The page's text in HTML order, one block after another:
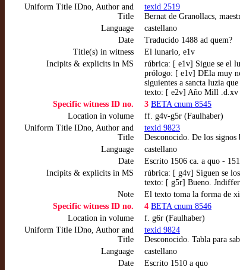
Uniform Title IDno, Author and
Title
texid 2519
Bernat de Granollacs,
Language
castellano
Date
Traducido 1488 ad quem?
Title(s) in witness
El lunario, e1v
Incipits & explicits in MS
rúbrica: [ e1v] Sigue se el
prólogo: [ e1v] DEla muy
siguientes a sancta luzia
texto: [ e2v] Año Mill .d.xv
Specific witness ID no.
3 BETA cnum 8545
Location in volume
ff. g4v-g5r (Faulhaber)
Uniform Title IDno, Author and
Title
texid 9823
Desconocido. De los
Language
castellano
Date
Escrito 1506 ca. a quo -
Incipits & explicits in MS
rúbrica: [ g4v] Siguen se
texto: [ g5r] Bueno.
Note
El texto toma la forma de
Specific witness ID no.
4 BETA cnum 8546
Location in volume
f. g6r (Faulhaber)
Uniform Title IDno, Author and
Title
texid 9824
Desconocido. Tabla para
Language
castellano
Date
Escrito 1510 a quo